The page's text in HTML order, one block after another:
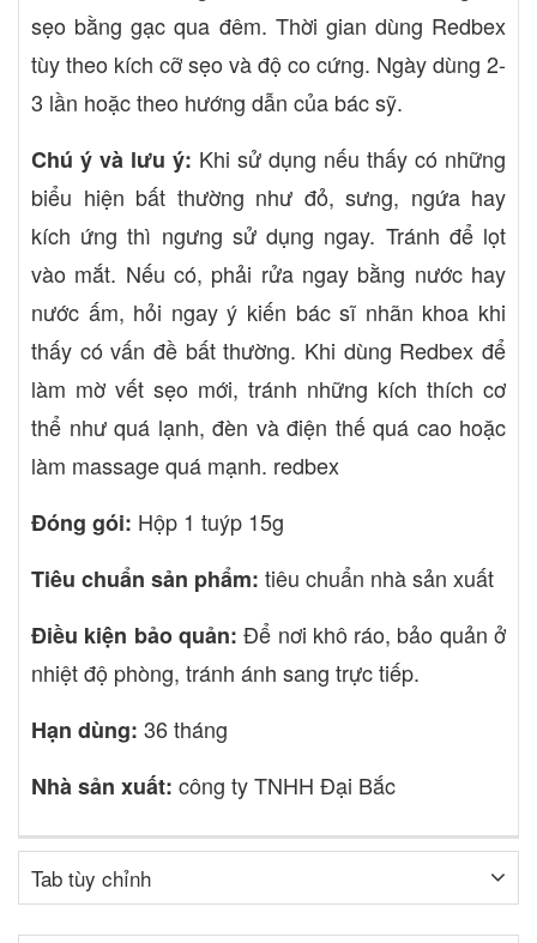
sẹo bằng gạc qua đêm. Thời gian dùng Redbex
tùy theo kích cỡ sẹo và độ co cứng. Ngày dùng 2-
3 lần hoặc theo hướng dẫn của bác sỹ.
Chú ý và lưu ý: Khi sử dụng nếu thấy có những
biểu hiện bất thường như đỏ, sưng, ngứa hay
kích ứng thì ngưng sử dụng ngay. Tránh để lọt
vào mắt. Nếu có, phải rửa ngay bằng nước hay
nước ấm, hỏi ngay ý kiến bác sĩ nhãn khoa khi
thấy có vấn đề bất thường. Khi dùng Redbex để
làm mờ vết sẹo mới, tránh những kích thích cơ
thể như quá lạnh, đèn và điện thế quá cao hoặc
làm massage quá mạnh. redbex
Đóng gói: Hộp 1 tuýp 15g
Tiêu chuẩn sản phẩm: tiêu chuẩn nhà sản xuất
Điều kiện bảo quản: Để nơi khô ráo, bảo quản ở
nhiệt độ phòng, tránh ánh sang trực tiếp.
Hạn dùng: 36 tháng
Nhà sản xuất: công ty TNHH Đại Bắc
Tab tùy chỉnh